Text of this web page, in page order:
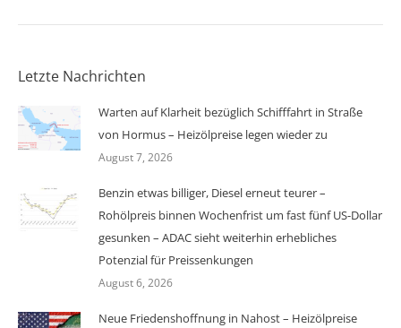
Letzte Nachrichten
Warten auf Klarheit bezüglich Schifffahrt in Straße
von Hormus – Heizölpreise legen wieder zu
August 7, 2026
Benzin etwas billiger, Diesel erneut teurer –
Rohölpreis binnen Wochenfrist um fast fünf US-Dollar
gesunken – ADAC sieht weiterhin erhebliches
Potenzial für Preissenkungen
August 6, 2026
Neue Friedenshoffnung in Nahost – Heizölpreise